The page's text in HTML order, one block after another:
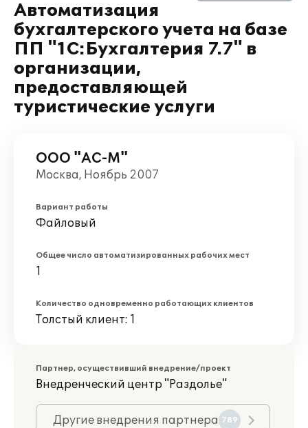
Автоматизация
бухгалтерского учета на базе
ПП "1С:Бухгалтерия 7.7" в
организации,
предоставляющей
туристические услуги
ООО "АС-М"
Москва, Ноябрь 2007
Вариант работы
Файловый
Общее число автоматизированных рабочих мест
1
Количество одновременно работающих клиентов
Толстый клиент: 1
Партнер, осуществивший внедрение/проект
Внедренческий центр "Раздолье"
Другие внедрения партнера 789